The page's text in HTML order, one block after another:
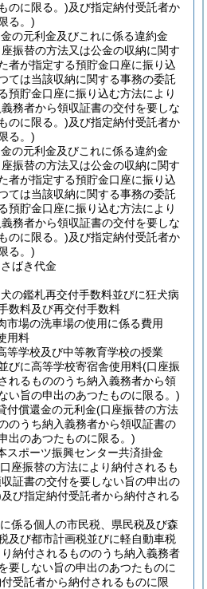
のに限る。)及び指定納付受託者か
る。)
の元利金及びこれに係る違約金
振替の方法又は公金の収納に関す
者が指定する預貯金口座に振り込
ては当該収納に関する事務の委託
預貯金口座に振り込む方法により
務者から領収証書の交付を要しな
のに限る。)及び指定納付受託者か
る。)
の元利金及びこれに係る違約金
振替の方法又は公金の収納に関す
者が指定する預貯金口座に振り込
ては当該収納に関する事務の委託
預貯金口座に振り込む方法により
務者から領収証書の交付を要しな
のに限る。)及び指定納付受託者か
る。)
ばき代金
の鑑札再交付手数料並びに狂犬病
数料及び再交付手数料
市場の洗車場の使用に係る費用
用料
等学校及び中等教育学校の授業
びに高等学校寄宿舎使用料(口座振
れるもののうち納入義務者から領
い旨の申出のあつたものに限る。)
付償還金の元利金(口座振替の方法
のうち納入義務者から領収証書の
出のあつたものに限る。)
スポーツ振興センター共済掛金
座振替の方法により納付されるも
証書の交付を要しない旨の申出の
及び指定納付受託者から納付される
係る個人の市民税、県民税及び森
及び都市計画税並びに軽自動車税
納付されるもののうち納入義務者
要しない旨の申出のあつたものに
受託者から納付されるものに限